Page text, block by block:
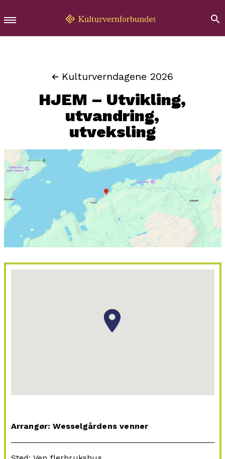
Kulturverndagene 2026
HJEM – Utvikling,
utvandring,
utveksling
Arrangør: Wesselgårdens venner